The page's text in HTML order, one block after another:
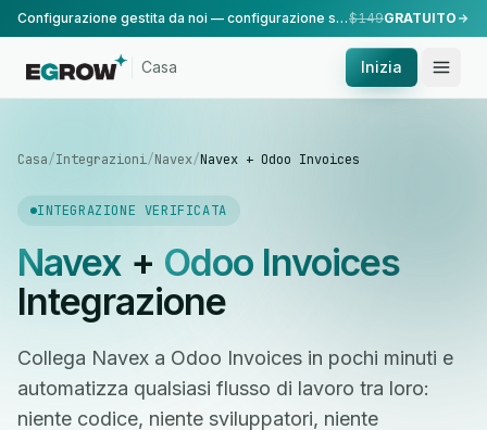
Configurazione gestita da noi — configurazione standard, eseguita dal nostro team.$149GRATUITO
Casa Inizia
Casa/Integrazioni/Navex/Navex + Odoo Invoices
INTEGRAZIONE VERIFICATA
Navex+ Odoo Invoices
Integrazione
Collega Navex a Odoo Invoices in pochi minuti e
automatizza qualsiasi flusso di lavoro tra loro:
niente codice, niente sviluppatori, niente